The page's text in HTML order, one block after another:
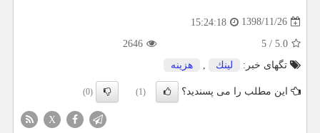
1398/11/26
15:24:18
5.0
/
5
2646
تگهای خبر:
لینك , هزینه
این مطلب را می پسندید؟ (1)
(0)
X